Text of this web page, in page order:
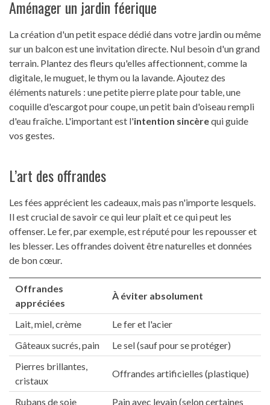
Aménager un jardin féerique
La création d'un petit espace dédié dans votre jardin ou même
sur un balcon est une invitation directe. Nul besoin d'un grand
terrain. Plantez des fleurs qu'elles affectionnent, comme la
digitale, le muguet, le thym ou la lavande. Ajoutez des
éléments naturels : une petite pierre plate pour table, une
coquille d'escargot pour coupe, un petit bain d'oiseau rempli
d'eau fraîche. L'important est l'intention sincèrequi guide
vos gestes.
L’art des offrandes
Les fées apprécient les cadeaux, mais pas n'importe lesquels.
Il est crucial de savoir ce qui leur plaît et ce qui peut les
offenser. Le fer, par exemple, est réputé pour les repousser et
les blesser. Les offrandes doivent être naturelles et données
de bon cœur.
Offrandes
appréciées
À éviter absolument
Lait, miel, crème
Le fer et l'acier
Gâteaux sucrés, pain
Le sel (sauf pour se protéger)
Pierres brillantes,
cristaux
Offrandes artificielles (plastique)
Rubans de soie
Pain avec levain (selon certaines